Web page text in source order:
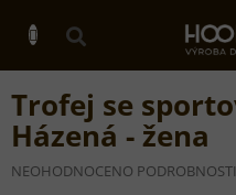
obsah
Trofej se
Házená - žena
PRŮMĚRNÉ
NEOHODNOCENO